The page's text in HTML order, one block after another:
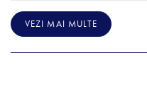
VEZI MAI MULTE